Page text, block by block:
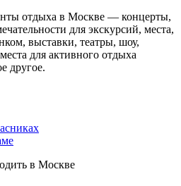
отдыха в Москве — концерты,
для экскурсий, места,
выставки, театры, шоу,
для активного отдыха
другое.
в Москве